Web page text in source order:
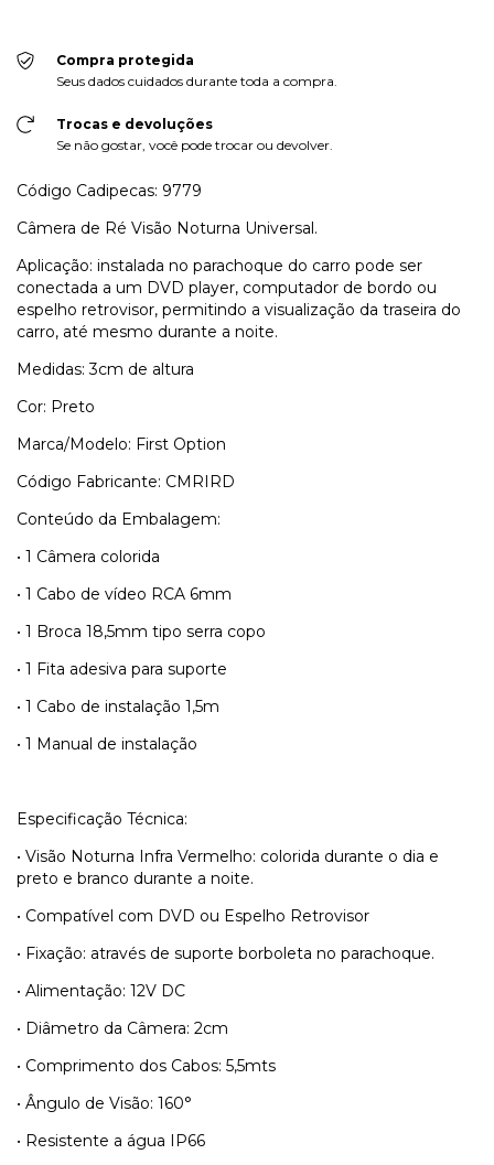
Compra protegida
Seus dados cuidados durante toda a compra.
Trocas e devoluções
Se não gostar, você pode trocar ou devolver.
Código Cadipecas: 9779
Câmera de Ré Visão Noturna Universal.
Aplicação: instalada no parachoque do carro pode ser
conectada a um DVD player, computador de bordo ou
espelho retrovisor, permitindo a visualização da traseira do
carro, até mesmo durante a noite.
Medidas: 3cm de altura
Cor: Preto
Marca/Modelo: First Option
Código Fabricante: CMRIRD
Conteúdo da Embalagem:
• 1 Câmera colorida
• 1 Cabo de vídeo RCA 6mm
• 1 Broca 18,5mm tipo serra copo
• 1 Fita adesiva para suporte
• 1 Cabo de instalação 1,5m
• 1 Manual de instalação
Especificação Técnica:
• Visão Noturna Infra Vermelho: colorida durante o dia e
preto e branco durante a noite.
• Compatível com DVD ou Espelho Retrovisor
• Fixação: através de suporte borboleta no parachoque.
• Alimentação: 12V DC
• Diâmetro da Câmera: 2cm
• Comprimento dos Cabos: 5,5mts
• Ângulo de Visão: 160°
• Resistente a água IP66